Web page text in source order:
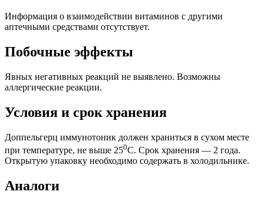
Информация о взаимодействии витаминов с другими
аптечными средствами отсутствует.
Побочные эффекты
Явных негативных реакций не выявлено. Возможны
аллергические реакции.
Условия и срок хранения
Доппельгерц иммунотоник должен храниться в сухом месте
при температуре, не выше 250С. Срок хранения — 2 года.
Открытую упаковку необходимо содержать в холодильнике.
Аналоги